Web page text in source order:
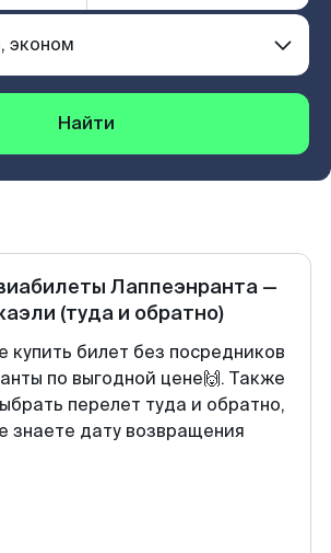
Найти
Лаппеэнранта —
(туда и обратно)
купить билет без посредников
по выгодной цене🙌. Также
перелет туда и обратно,
знаете дату возвращения